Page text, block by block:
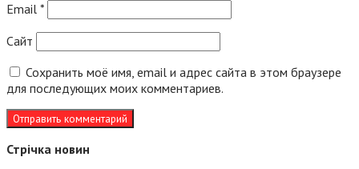
Email *
Сайт
Сохранить моё имя, email и адрес сайта в этом браузере
для последующих моих комментариев.
Стрічка новин